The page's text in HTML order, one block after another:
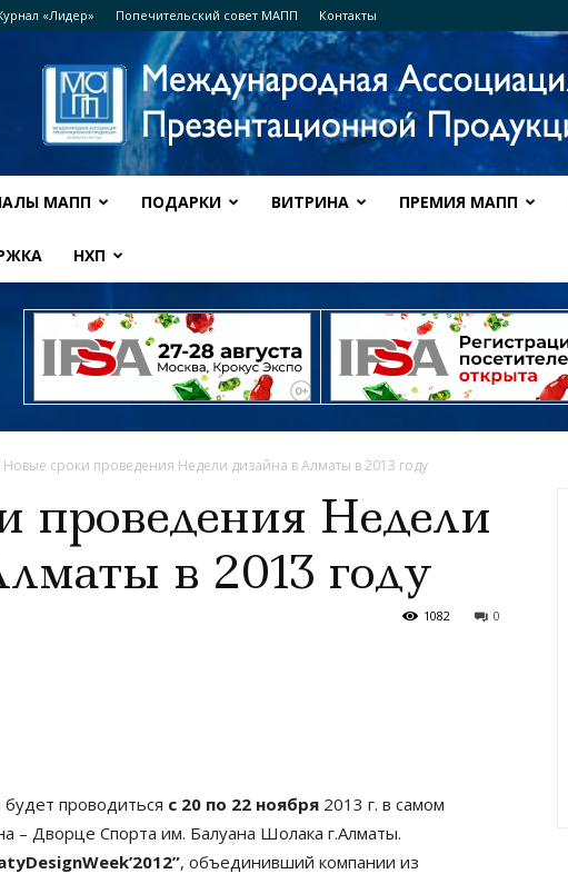
«Лидер» Попечительский совет МАПП Контакты
МАПП ПОДАРКИ ВИТРИНА ПРЕМИЯ МАПП
НХП
Новые сроки проведения Недели дизайна в Алматы в 2013 году
проведения Недели
в 2013 году
0
1082
проводиться с 20 по 22 ноября 2013 г. в самом
– Дворце Спорта им. Балуана Шолака г.Алматы.
, объединивший компании из